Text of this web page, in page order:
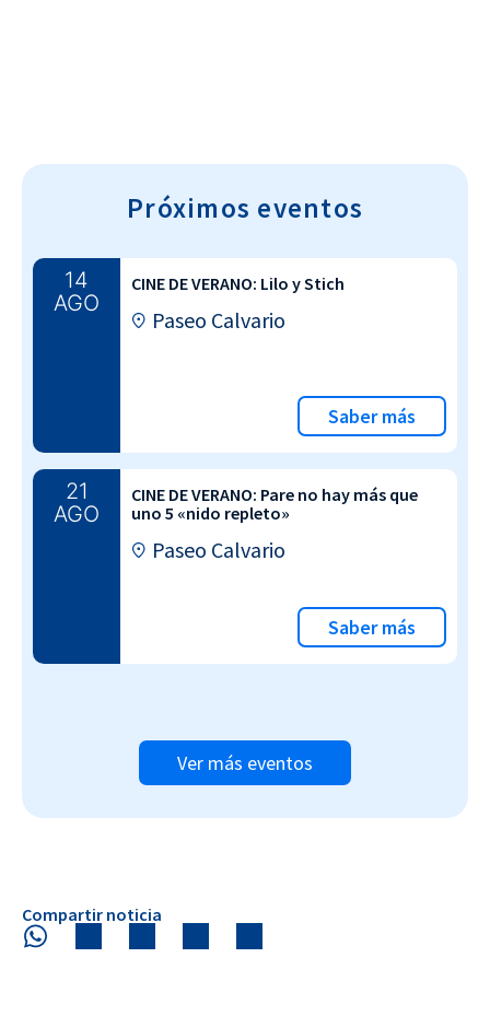
Próximos eventos
14
AGO
CINE DE VERANO: Lilo y Stich
Paseo Calvario
Saber más
21
AGO
CINE DE VERANO: Pare no hay más que
uno 5 «nido repleto»
Paseo Calvario
Saber más
Ver más eventos
Compartir noticia